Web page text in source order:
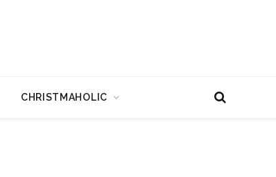
CHRISTMAHOLIC